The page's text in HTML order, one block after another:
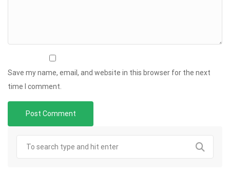
Save my name, email, and website in this browser for the next
time I comment.